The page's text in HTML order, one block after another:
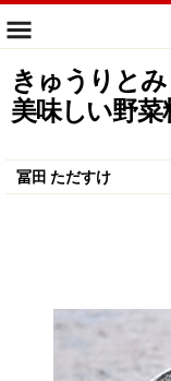
きゅうりと
美味しい野
冨田 ただすけ